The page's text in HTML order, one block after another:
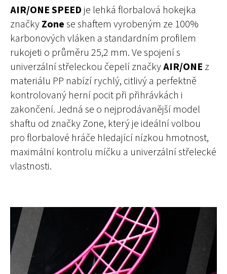
AIR/ONE SPEED je lehká florbalová hokejka
značkyZonese shaftem vyrobeným ze 100%
karbonových vláken a standardním profilem
rukojeti o průměru 25,2 mm. Ve spojení s
univerzální střeleckou čepelí značkyAIR/ONE z
materiálu PP nabízí rychlý, citlivý a perfektně
kontrolovaný herní pocit při přihrávkách i
zakončení. Jedná se o nejprodávanější model
shaftu od značky Zone, který je ideální volbou
pro florbalové hráče hledající nízkou hmotnost,
maximální kontrolu míčku a univerzální střelecké
vlastnosti.